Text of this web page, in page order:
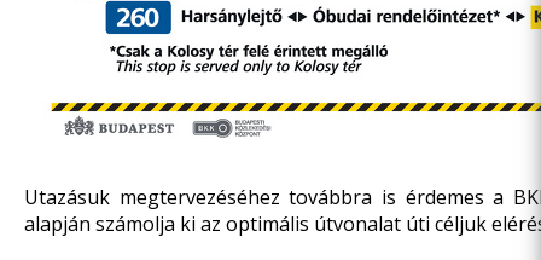
Utazásuk megtervezéséhez továbbra is érdemes a
alapján számolja ki az optimális útvonalat úti céljuk